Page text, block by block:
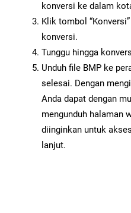
konversi ke dalam
Klik tombol
konversi.
Tunggu hingga
Unduh file BMP ke
selesai. Dengan
Anda dapat dengan
mengunduh halaman
diinginkan untuk
lanjut.